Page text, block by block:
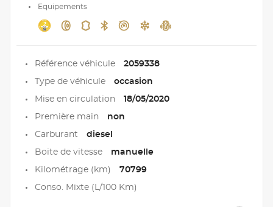
Equipements
Référence véhicule 2059338
Type de véhicule occasion
Mise en circulation 18/05/2020
Première main non
Carburant diesel
Boite de vitesse manuelle
Kilométrage (km) 70799
Conso. Mixte (L/100 Km)